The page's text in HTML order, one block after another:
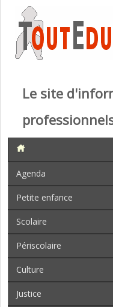
Le site
Agenda
Petite enfance
Scolaire
Périscolaire
Culture
Justice